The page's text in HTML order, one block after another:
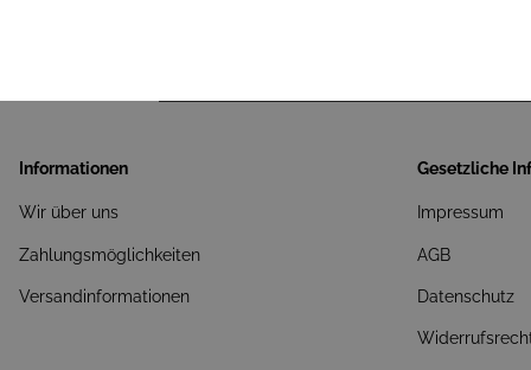
Informationen
Wir über uns
Zahlungsmöglichkeiten
Versandinformationen
Gesetzliche
Impressum
AGB
Datenschutz